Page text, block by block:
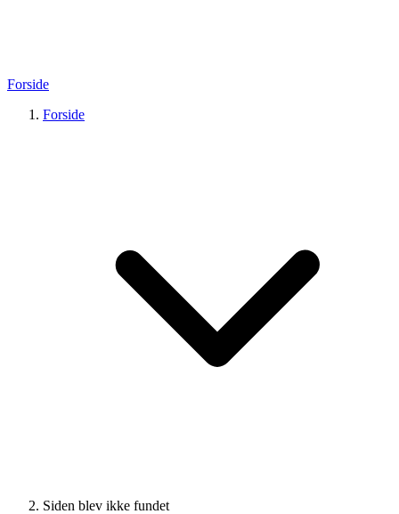
Forside
Forside
Siden blev ikke fundet